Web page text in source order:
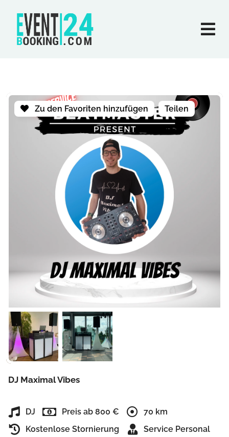
Zu den Favoriten hinzufügen Teilen
DJ Maximal Vibes
DJ Preis ab 800 €
70 km
Kostenlose Stornierung
Service Personal